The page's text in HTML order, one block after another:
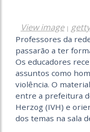
View image|
Professores da
passarão a ter
Os educadores
assuntos como
violência. O
entre a prefeitura
Herzog (IVH) e
dos temas na sala